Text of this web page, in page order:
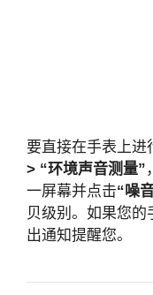
要直接在手表上进
> “环境声音测量”
一屏幕并点击“噪
贝级别。如果您
出通知提醒您。